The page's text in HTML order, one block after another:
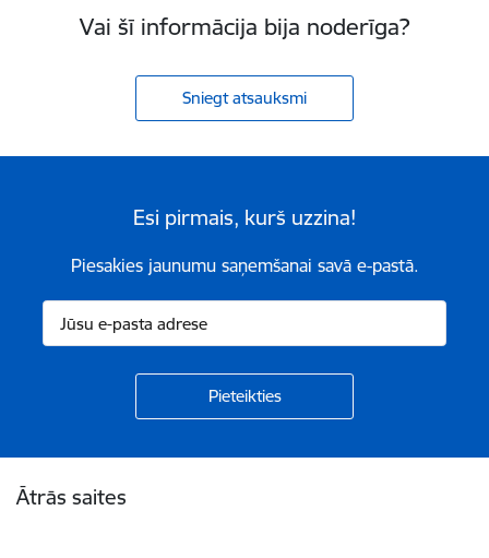
Vai šī informācija bija noderīga?
Sniegt atsauksmi
Esi pirmais, kurš uzzina!
Piesakies jaunumu saņemšanai savā e-pastā.
Ātrās saites